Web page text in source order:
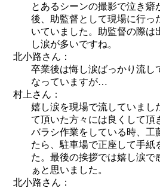
とあるシーンの撮影で泣き癖
後、助監督として現場に行っ
いていました。助監督の際は
し涙が多いですね。
北小路さん：
卒業後は悔し涙ばっかり流し
なっていますが…
村上さん：
嬉し涙を現場で流していまし
て頂いた方々には良くして頂
バラシ作業をしている時、工
たら、駐車場で正座して手紙
た。最後の挨拶では嬉し涙で
ぁと思いました。
北小路さん：